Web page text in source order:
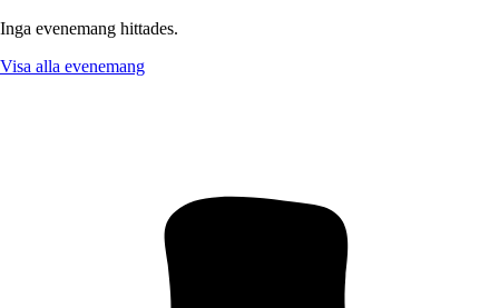
Inga evenemang hittades.
Visa alla evenemang